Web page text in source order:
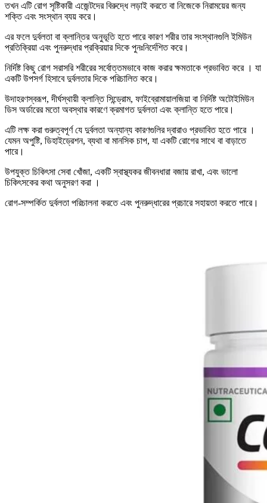
তখন এটি রোগ সৃষ্টিকারী এজেন্টদের বিরুদ্ধে লড়াই করতে বা নিজেকে নিরাময়ের জন্য
শক্তি এবং সংস্থান ব্যয় করে।
এর ফলে দুর্বলতা বা ক্লান্তির অনুভূতি হতে পারে কারণ শরীর তার সংস্থানগুলি ইমিউন
প্রতিক্রিয়া এবং পুনরুদ্ধার প্রক্রিয়ার দিকে পুনঃনির্দেশিত করে।
নির্দিষ্ট কিছু রোগ সরাসরি শরীরের সর্বোত্তমভাবে কাজ করার ক্ষমতাকে প্রভাবিত করে । যা
একটি উপসর্গ হিসাবে দুর্বলতার দিকে পরিচালিত করে।
উদাহরণস্বরূপ, দীর্ঘস্থায়ী ক্লান্তি সিন্ড্রোম, ফাইব্রোমায়ালজিয়া বা নির্দিষ্ট অটোইমিউন
ডিস অর্ডারের মতো অবস্থার কারণে ক্রমাগত দুর্বলতা এবং ক্লান্তি হতে পারে।
এটি লক্ষ করা গুরুত্বপূর্ণ যে দুর্বলতা অন্যান্য কারণগুলির দ্বারাও প্রভাবিত হতে পারে ।
যেমন অপুষ্টি, ডিহাইড্রেশন, ব্যথা বা মানসিক চাপ, যা একটি রোগের সাথে বা বাড়াতে
পারে।
উপযুক্ত চিকিৎসা সেবা খোঁজা, একটি স্বাস্থ্যকর জীবনধারা বজায় রাখা, এবং ভালো
চিকিৎসকের কথা অনুসরণ করা ।
রোগ-সম্পর্কিত দুর্বলতা পরিচালনা করতে এবং পুনরুদ্ধারের প্রচারে সহায়তা করতে পারে।